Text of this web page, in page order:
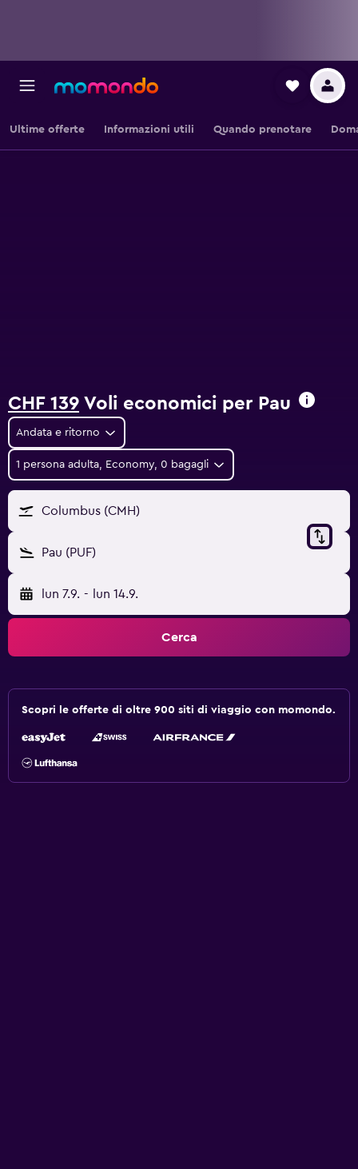
Ultime offerte Informazioni utili Quando prenotare
CHF 139 Voli economici per Pau
Andata e ritorno
1 persona adulta, Economy, 0 bagagli
Columbus (CMH)
Pau (PUF)
lun 7.9. - lun 14.9.
Cerca
Scopri le offerte di oltre 900 siti di viaggio con momondo.